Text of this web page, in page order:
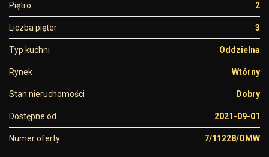
Piętro 2
Liczba pięter 3
Typ kuchni Oddzielna
Rynek Wtórny
Stan nieruchomości Dobry
Dostępne od 2021-09-01
Numer oferty 7/11228/OMW